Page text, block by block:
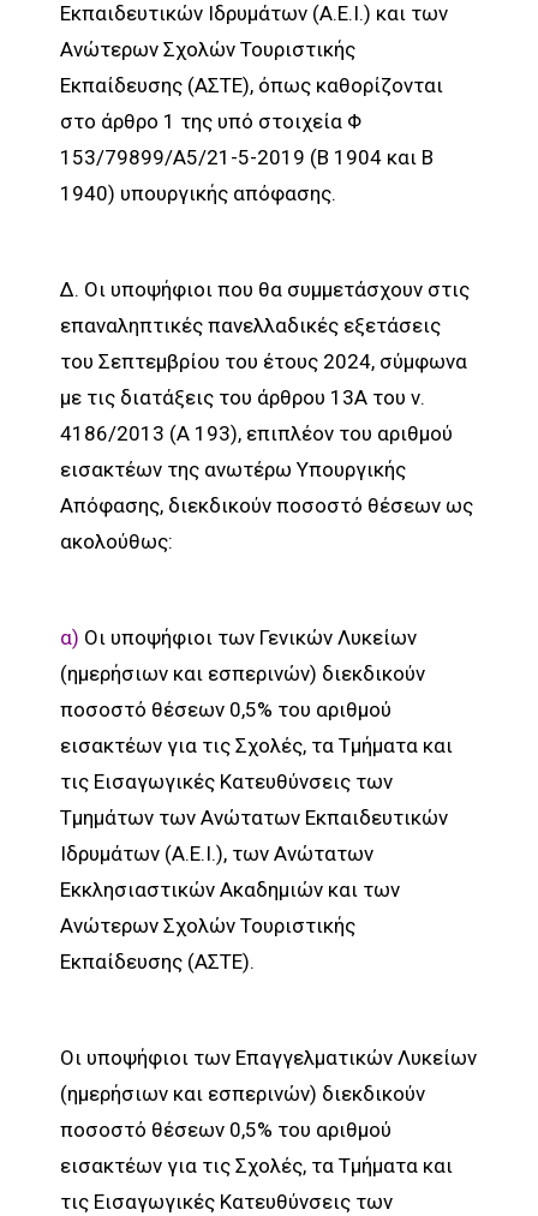
Εκπαιδευτικών Ιδρυμάτων (Α.Ε.Ι.) και των
Ανώτερων Σχολών Τουριστικής
Εκπαίδευσης (ΑΣΤΕ), όπως καθορίζονται
στο άρθρο 1 της υπό στοιχεία Φ
153/79899/Α5/21-5-2019 (Β 1904 και Β
1940) υπουργικής απόφασης.
Δ. Οι υποψήφιοι που θα συμμετάσχουν στις
επαναληπτικές πανελλαδικές εξετάσεις
του Σεπτεμβρίου του έτους 2024, σύμφωνα
με τις διατάξεις του άρθρου 13Α του ν.
4186/2013 (Α 193), επιπλέον του αριθμού
εισακτέων της ανωτέρω Υπουργικής
Απόφασης, διεκδικούν ποσοστό θέσεων ως
ακολούθως:
α) Οι υποψήφιοι των Γενικών Λυκείων
(ημερήσιων και εσπερινών) διεκδικούν
ποσοστό θέσεων 0,5% του αριθμού
εισακτέων για τις Σχολές, τα Τμήματα και
τις Εισαγωγικές Κατευθύνσεις των
Τμημάτων των Ανώτατων Εκπαιδευτικών
Ιδρυμάτων (Α.Ε.Ι.), των Ανώτατων
Εκκλησιαστικών Ακαδημιών και των
Ανώτερων Σχολών Τουριστικής
Εκπαίδευσης (ΑΣΤΕ).
Οι υποψήφιοι των Επαγγελματικών Λυκείων
(ημερήσιων και εσπερινών) διεκδικούν
ποσοστό θέσεων 0,5% του αριθμού
εισακτέων για τις Σχολές, τα Τμήματα και
τις Εισαγωγικές Κατευθύνσεις των